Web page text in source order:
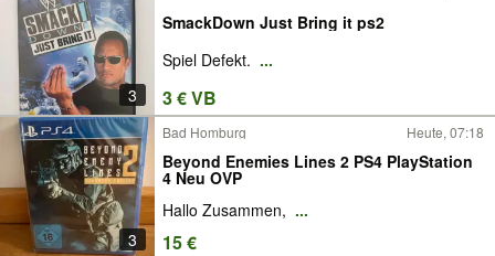
3
SmackDown Just Bring it ps2
Spiel Defekt. ...
3 € VB
3
Bad Homburg Heute, 07:18
Beyond Enemies Lines 2 PS4 PlayStation
4 Neu OVP
Hallo Zusammen, ...
15 €